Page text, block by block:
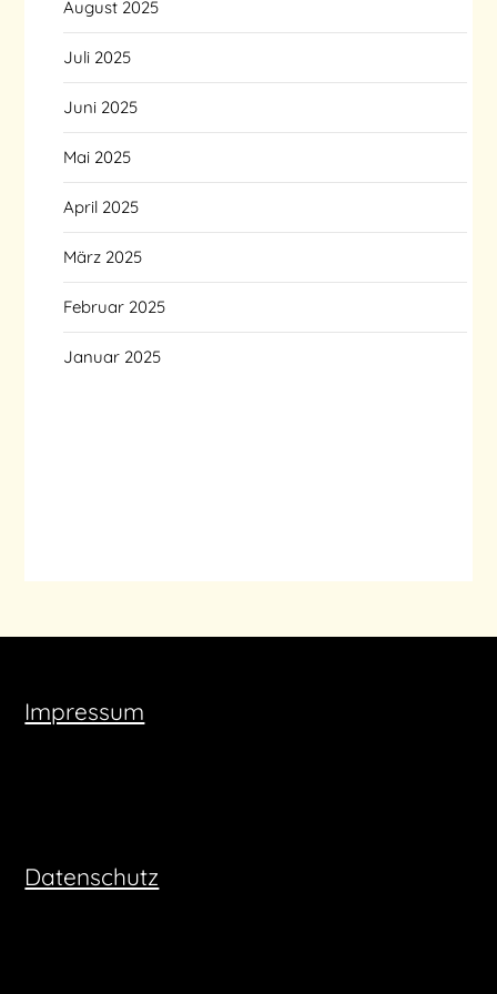
August 2025
Juli 2025
Juni 2025
Mai 2025
April 2025
März 2025
Februar 2025
Januar 2025
Impressum
Datenschutz